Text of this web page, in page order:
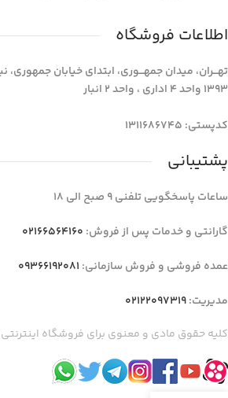
اطلاعات فروشگاه
تهـــران، میدان جمهـــوری، ابتدای خیابان
1393 واحد 4 اداری ، واحد 2 انبار
کدپستی: 1311686745
پشتیبانی
ساعات پاسخگویی تلفنی 9 صبح الی 18
گارانتی و خدمات پس از فروش: 02166564160
عمده فروشی و فروش سازمانی: 09366192081
مدیریت:02122097319
کلیه حقوق مادی و معنوی برای فروشگاه